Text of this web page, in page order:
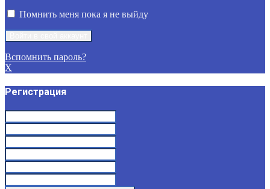
Помнить меня пока я не выйду
Вспомнить пароль?
X
Регистрация